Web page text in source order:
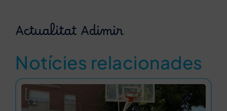
Actualitat Adimir
Notícies relacionades